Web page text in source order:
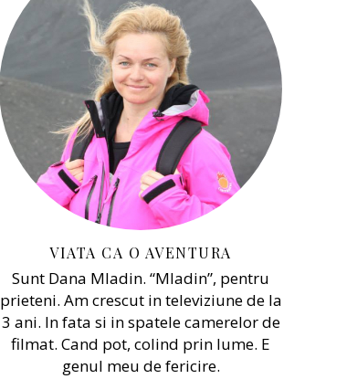
VIATA CA O AVENTURA
Sunt Dana Mladin. “Mladin”, pentru
prieteni. Am crescut in televiziune de la
3 ani. In fata si in spatele camerelor de
filmat. Cand pot, colind prin lume. E
genul meu de fericire.